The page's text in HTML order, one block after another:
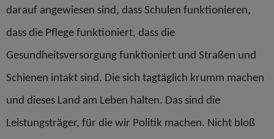
darauf angewiesen sind, dass Schulen funktionieren,
dass die Pflege funktioniert, dass die
Gesundheitsversorgung funktioniert und Straßen und
Schienen intakt sind. Die sich tagtäglich krumm machen
und dieses Land am Leben halten. Das sind die
Leistungsträger, für die wir Politik machen. Nicht bloß